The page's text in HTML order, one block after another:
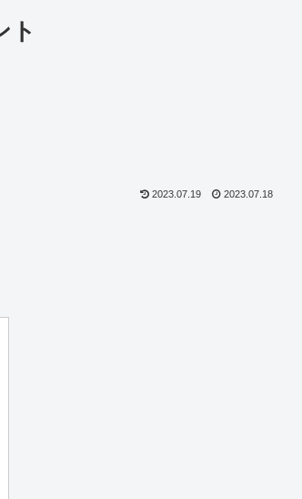
ト
2023.07.19 2023.07.18